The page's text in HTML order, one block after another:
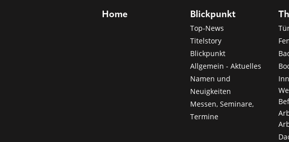
Home Blickpunkt
Top-News
Titelstory
Blickpunkt
Allgemein - Aktuelles
Namen und
Neuigkeiten
Messen, Seminare,
Termine